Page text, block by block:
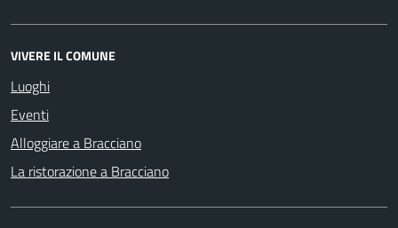
VIVERE IL COMUNE
Luoghi
Eventi
Alloggiare a Bracciano
La ristorazione a Bracciano